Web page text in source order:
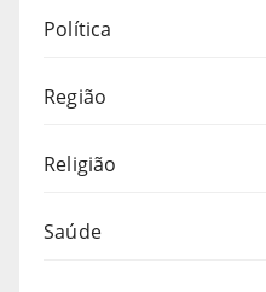
Política
Região
Religião
Saúde